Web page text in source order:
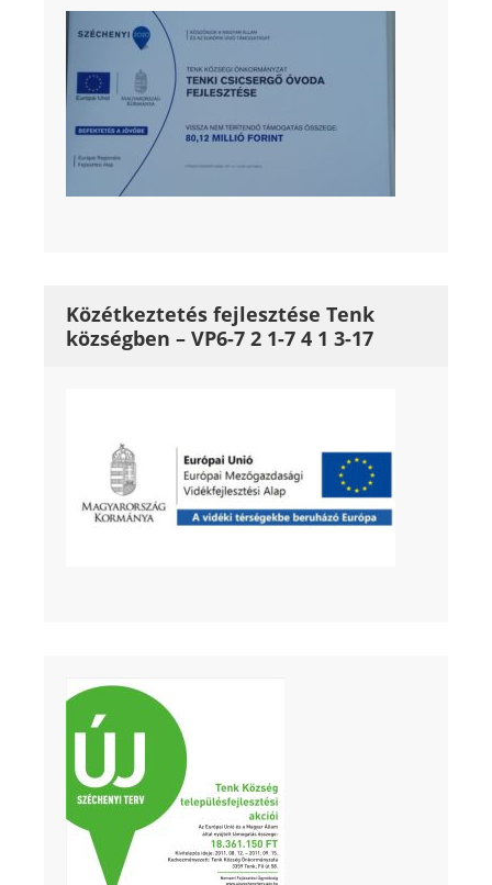
Közétkeztetés fejlesztése Tenk
községben – VP6-7 2 1-7 4 1 3-17